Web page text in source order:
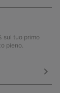
sul tuo primo
pieno.